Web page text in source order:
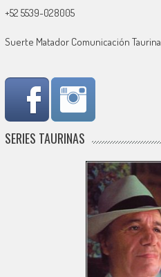
+52 5539-028005
Suerte Matador Comunicación Taurina
SERIES TAURINAS